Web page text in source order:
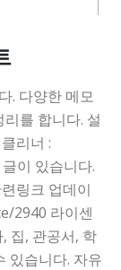
. 다양한 메모
를 합니다. 설
리너 :
이 있습니다.
링크 업데이
2940 라이센
집, 관공서, 학
있습니다. 자유